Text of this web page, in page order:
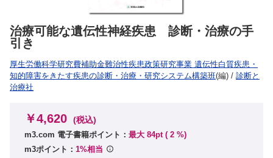
治療可能な遺伝性神経疾患 診断・治療の手
引き
厚生労働科学研究費補助金難治性疾患政策研究事業 遺伝性白質疾患・
知的障害をきたす疾患の診断・治療・研究システム構築班(編) / 診断と
治療社
￥4,620 (税込)
m3.com 電子書籍ポイント： 最大 84pt ( 2 %)
m3ポイント： 1%相当